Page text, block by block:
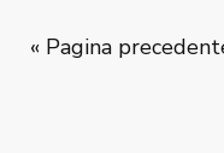
« Pagina